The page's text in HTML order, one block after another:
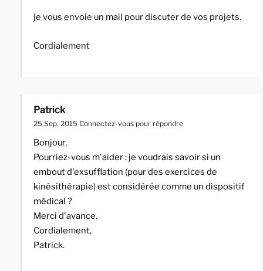
je vous envoie un mail pour discuter de vos projets.
Cordialement
Patrick
25 Sep. 2015 Connectez-vous pour répondre
Bonjour,
Pourriez-vous m'aider : je voudrais savoir si un
embout d'exsufflation (pour des exercices de
kinésithérapie) est considérée comme un dispositif
médical ?
Merci d'avance.
Cordialement,
Patrick.